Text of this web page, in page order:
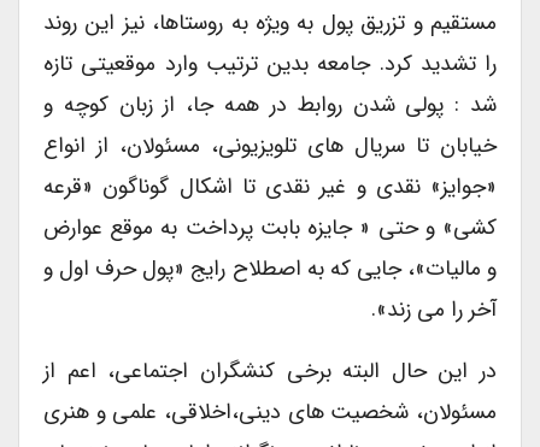
مستقیم و تزریق پول به ویژه به روستاها، نیز این روند
را تشدید کرد. جامعه بدین ترتیب وارد موقعیتی تازه
شد : پولی شدن روابط در همه جا، از زبان کوچه و
خیابان تا سریال های تلویزیونی، مسئولان، از انواع
«جوایز» نقدی و غیر نقدی تا اشکال گوناگون «قرعه
کشی» و حتی « جایزه بابت پرداخت به موقع عوارض
و مالیات»، جایی که به اصطلاح رایج «پول حرف اول و
آخر را می زند».
در این حال البته برخی کنشگران اجتماعی، اعم از
مسئولان، شخصیت های دینی،اخلاقی، علمی و هنری